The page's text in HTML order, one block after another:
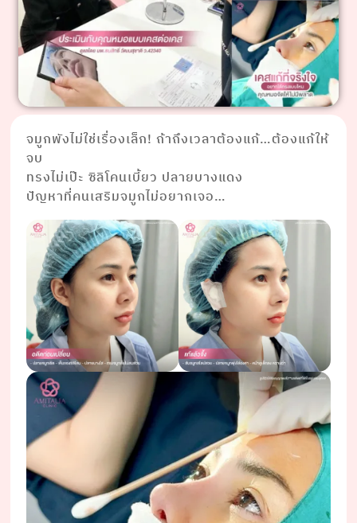
จมูกพังไม่ใช่เรื่องเล็ก! ถ้าถึงเวลาต้องแก้…ต้องแก้ให้
จบ
ทรงไม่เป๊ะ ซิลิโคนเบี้ยว ปลายบางแดง
ปัญหาที่คนเสริมจมูกไม่อยากเจอ…